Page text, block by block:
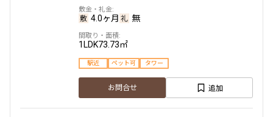
4.0ヶ月 無
1LDK73.73㎡
駅近 ペット可 タワー
お問合せ 追加